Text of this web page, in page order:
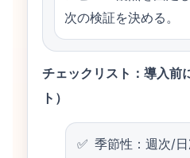
次の検証を決める。
チェックリスト：導入前
ト）
季節性：週次/